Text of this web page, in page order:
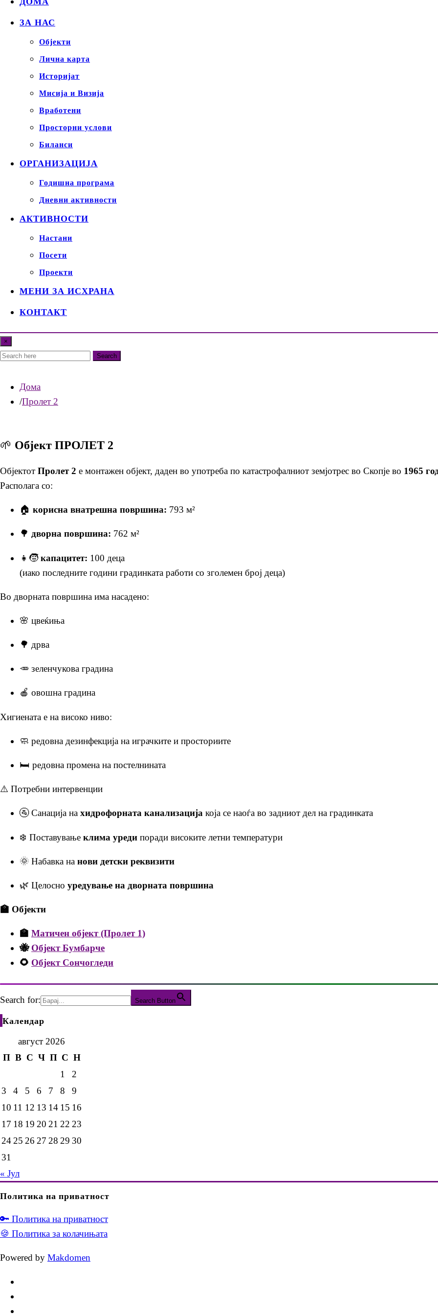
ЗА НАС
Објекти
Лична карта
Историјат
Мисија и Визија
Вработени
Просторни услови
Биланси
ОРГАНИЗАЦИЈА
Годишна програма
Дневни активности
АКТИВНОСТИ
Настани
Посети
Проекти
МЕНИ ЗА ИСХРАНА
КОНТАКТ
×
Search
Дома
Пролет 2
🌱 Објект ПРОЛЕТ 2
Објектот Пролет 2 е монтажен објект, даден во употреба по катастрофалниот земјотрес во Скопје во 1965
Располага со:
🏠 корисна внатрешна површина: 793 м²
🌳 дворна површина: 762 м²
👧🧒капацитет: 100 деца
(иако последните години градинката работи со зголемен број деца)
Во дворната површина има насадено:
🌸 цвеќиња
🌳 дрва
🥕 зеленчукова градина
🍎 овошна градина
Хигиената е на високо ниво:
🧼 редовна дезинфекција на играчките и просториите
🛏️ редовна промена на постелнината
⚠️ Потребни интервенции
🚰 Санaција на хидрофорната канализација која се наоѓа во задниот дел на градинката
❄️ Поставување клима уреди поради високите летни температури
🌞 Набавка на нови детски реквизити
🌿 Целосно уредување на дворната површина
🏫 Објекти
🏫 Матичен објект (Пролет 1)
🐝 Објект Бумбарче
🌻 Објект Сончогледи
Search for: Search Button
Календар
август 2026
П В С Ч П С Н
1
2
3
4 5 6 7 8
9
10 11 12 13 14 15 16
17 18 19 20 21 22 23
24 25 26 27 28 29 30
31
« Јул
Политика на приватност
🔑 Политика на приватност
🍪 Политика за колачињата
Powered by Makdomen